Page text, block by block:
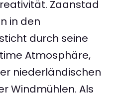
Zaanstad
in den
durch seine
Atmosphäre,
niederländischen
Windmühlen. Als